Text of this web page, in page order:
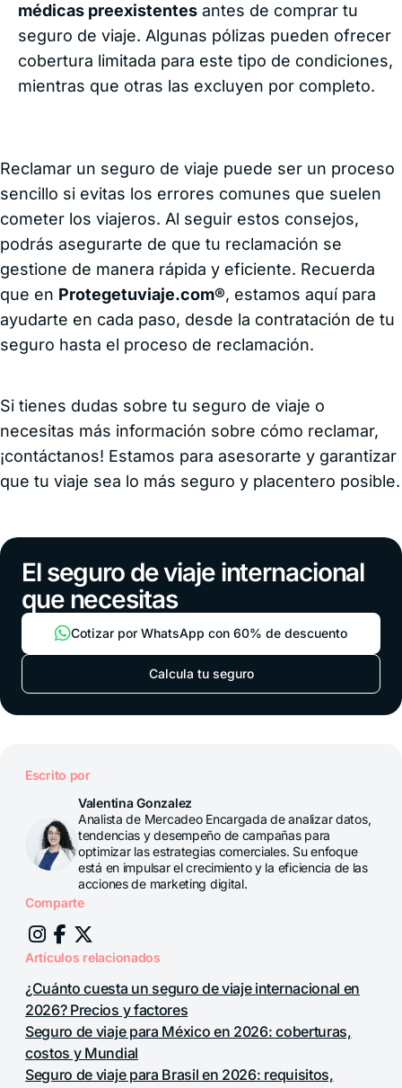
médicas preexistentes antes de comprar tu
seguro de viaje. Algunas pólizas pueden ofrecer
cobertura limitada para este tipo de condiciones,
mientras que otras las excluyen por completo.
Reclamar un seguro de viaje puede ser un proceso
sencillo si evitas los errores comunes que suelen
cometer los viajeros. Al seguir estos consejos,
podrás asegurarte de que tu reclamación se
gestione de manera rápida y eficiente. Recuerda
que en Protegetuviaje.com®, estamos aquí para
ayudarte en cada paso, desde la contratación de tu
seguro hasta el proceso de reclamación.
Si tienes dudas sobre tu seguro de viaje o
necesitas más información sobre cómo reclamar,
¡contáctanos! Estamos para asesorarte y garantizar
que tu viaje sea lo más seguro y placentero posible.
El seguro de viaje internacional
que necesitas
Cotizar por WhatsApp con 60% de descuento
Calcula tu seguro
Escrito por
Valentina Gonzalez
Analista de Mercadeo Encargada de analizar datos,
tendencias y desempeño de campañas para
optimizar las estrategias comerciales. Su enfoque
está en impulsar el crecimiento y la eficiencia de las
acciones de marketing digital.
Comparte
Artículos relacionados
¿Cuánto cuesta un seguro de viaje internacional en
2026? Precios y factores
Seguro de viaje para México en 2026: coberturas,
costos y Mundial
Seguro de viaje para Brasil en 2026: requisitos,